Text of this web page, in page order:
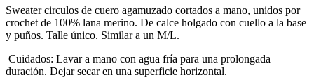
Sweater circulos de cuero agamuzado cortados a mano, unidos por
crochet de 100% lana merino. De calce holgado con cuello a la base
y puños. Talle único. Similar a un M/L.
Cuidados: Lavar a mano con agua fría para una prolongada
duración. Dejar secar en una superficie horizontal.